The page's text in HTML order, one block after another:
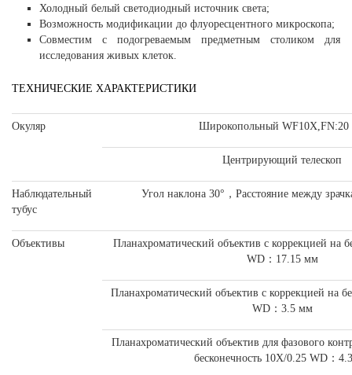
Холодный белый светодиодный источник света;
Возможность модификации до флуоресцентного микроскопа;
Совместим с подогреваемым предметным столиком для
исследования живых клеток.
ТЕХНИЧЕСКИЕ ХАРАКТЕРИСТИКИ
Окуляр Широкопольный
Центрирующий телескоп
Наблюдательный
тубус
Угол наклона 30°，Расстояние между
Объективы
Планахроматический объектив с коррекцией на
WD：17.15 мм
Планахроматический объектив с коррекцией на
WD：3.5 мм
Планахроматический объектив для фазового
бесконечность 10X/0.25 WD：